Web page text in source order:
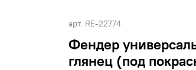
арт. RE-22774
Фендер
глянец (под